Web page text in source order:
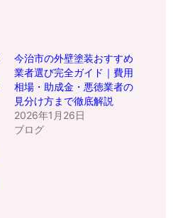
今治市の外壁塗装おすすめ
業者選び完全ガイド｜費用
相場・助成金・悪徳業者の
見分け方まで徹底解説
2026年1月26日
ブログ